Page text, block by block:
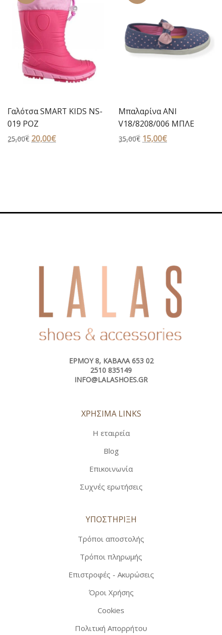
Γαλότσα SMART KIDS NS-
019 ΡΟΖ
25,00€ Original
20,00€Η
Μπαλαρίνα ANI
V18/8208/006 ΜΠΛΕ
35,00€ Original
15,00€Η
ΕΡΜΟΎ 8, ΚΑΒΆΛΑ 653 02
2510 835149
INFO@LALASHOES.GR
ΧΡΗΣΙΜΑ LINKS
Η εταιρεία
Blog
Επικοινωνία
Συχνές ερωτήσεις
ΥΠΟΣΤΗΡΙΞΗ
Τρόποι αποστολής
Τρόποι πληρωμής
Επιστροφές - Ακυρώσεις
Όροι Χρήσης
Cookies
Πολιτική Απορρήτου